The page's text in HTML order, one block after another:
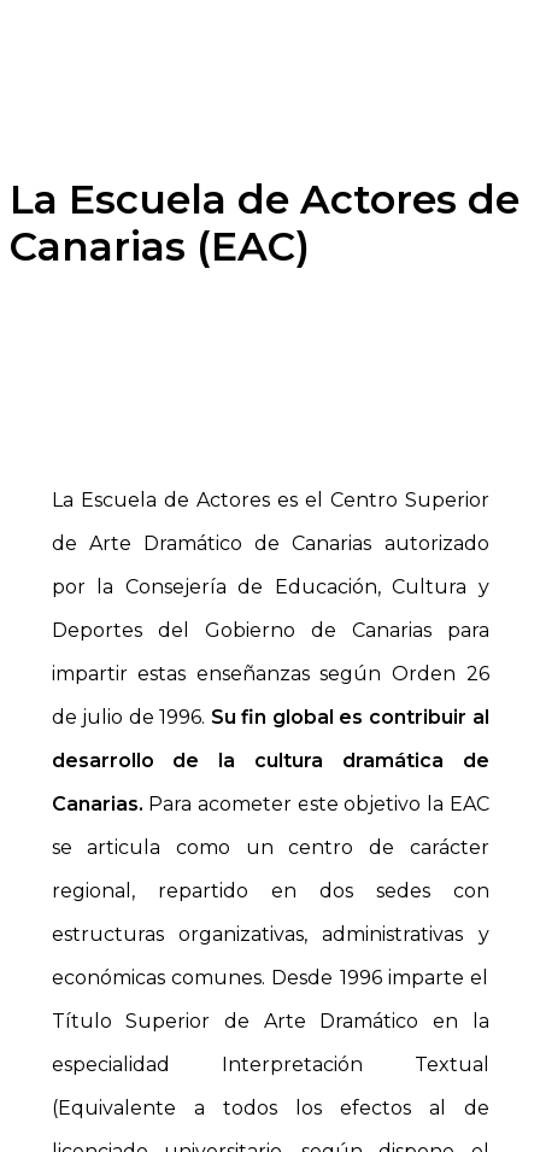
La Escuela de Actores de
Canarias (EAC)
La Escuela de Actores es el Centro Superior
de Arte Dramático de Canarias autorizado
por la Consejería de Educación, Cultura y
Deportes del Gobierno de Canarias para
impartir estas enseñanzas según Orden 26
de julio de 1996. Su fin global es contribuir al
desarrollo de la cultura dramática de
Canarias. Para acometer este objetivo la EAC
se articula como un centro de carácter
regional, repartido en dos sedes con
estructuras organizativas, administrativas y
económicas comunes. Desde 1996 imparte el
Título Superior de Arte Dramático en la
especialidad Interpretación Textual
(Equivalente a todos los efectos al de